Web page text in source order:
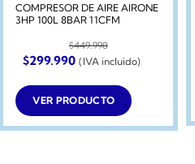
COMPRESOR DE AIRE AIRONE
3HP 100L 8BAR 11CFM
$449.990
El
precio
era:
$449.990.
$299.990El
precio
es:
$299.990.
(IVA incluido)
VER PRODUCTO